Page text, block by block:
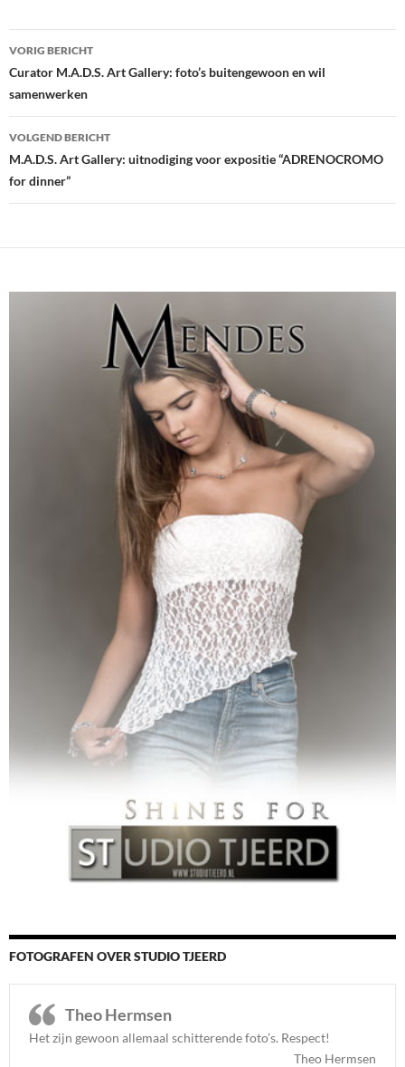
Bericht
navigatie
VORIG BERICHT
Curator M.A.D.S. Art Gallery: foto’s buitengewoon en wil
samenwerken
VOLGEND BERICHT
M.A.D.S. Art Gallery: uitnodiging voor expositie “ADRENOCROMO
for dinner”
FOTOGRAFEN OVER STUDIO TJEERD
Theo Hermsen
Het zijn gewoon allemaal schitterende foto’s. Respect!
Theo Hermsen